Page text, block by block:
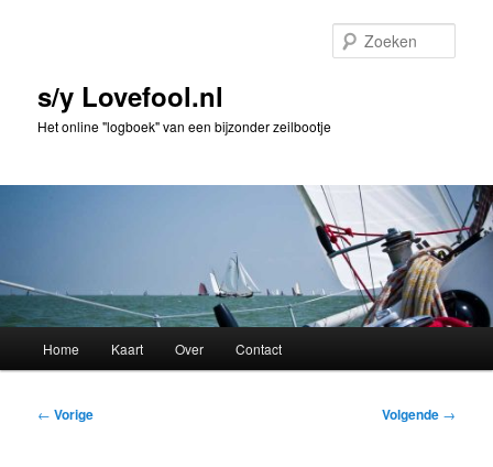
inhouds/y Lovefool.nl
Het online "logboek" van een bijzonder zeilbootje
Home Kaart Over Contact
Bericht
← Vorige Volgende →